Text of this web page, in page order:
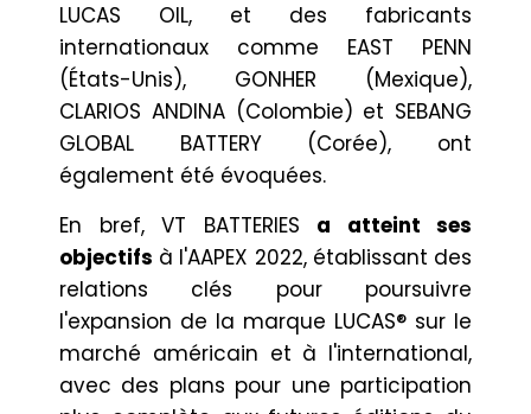
LUCAS OIL, et des fabricants
internationaux comme EAST PENN
(États-Unis), GONHER (Mexique),
CLARIOS ANDINA (Colombie) et SEBANG
GLOBAL BATTERY (Corée), ont
également été évoquées.
En bref, VT BATTERIES a atteint ses
objectifs à l'AAPEX 2022, établissant des
relations clés pour poursuivre
l'expansion de la marque LUCAS® sur le
marché américain et à l'international,
avec des plans pour une participation